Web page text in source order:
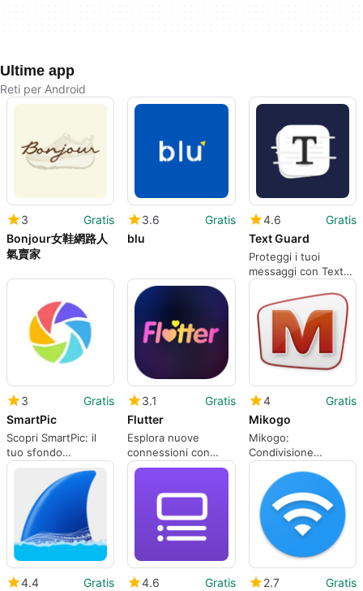
Ultime app
Reti per Android
3
Gratis
Bonjour女鞋網路人
氣賣家
3.6
Gratis
blu
4.6
Gratis
Text Guard
Proteggi i tuoi
messaggi con Text
Guard
3
Gratis
SmartPic
Scopri SmartPic: il
tuo sfondo
personalizzato
3.1
Gratis
Flutter
Esplora nuove
connessioni con
Flutter
4
Gratis
Mikogo
Mikogo:
Condivisione
Desktop in Mobilità
4.4
Gratis
4.6
Gratis
2.7
Gratis